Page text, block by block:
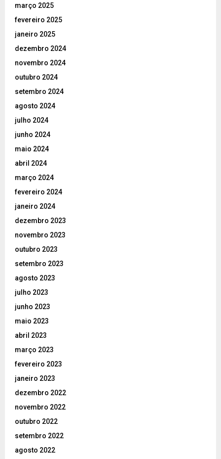
março 2025
fevereiro 2025
janeiro 2025
dezembro 2024
novembro 2024
outubro 2024
setembro 2024
agosto 2024
julho 2024
junho 2024
maio 2024
abril 2024
março 2024
fevereiro 2024
janeiro 2024
dezembro 2023
novembro 2023
outubro 2023
setembro 2023
agosto 2023
julho 2023
junho 2023
maio 2023
abril 2023
março 2023
fevereiro 2023
janeiro 2023
dezembro 2022
novembro 2022
outubro 2022
setembro 2022
agosto 2022